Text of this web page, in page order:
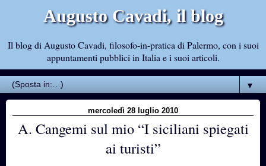
Augusto Cavadi, il blog
Il blog di Augusto Cavadi, filosofo-in-pratica di Palermo, con i suoi
appuntamenti pubblici in Italia e i suoi articoli.
▼
mercoledì 28 luglio 2010
A. Cangemi sul mio “I siciliani spiegati
ai turisti”